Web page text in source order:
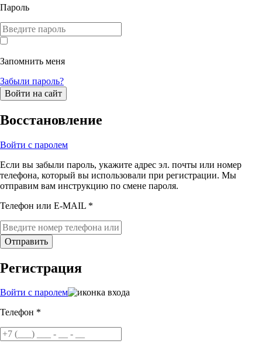
Пароль
Запомнить меня
Забыли пароль?
Войти на сайт
Восстановление
Войти с паролем
Если вы забыли пароль, укажите адрес эл. почты или номер
телефона, который вы использовали при регистрации. Мы
отправим вам инструкцию по смене пароля.
Телефон или E-MAIL *
Отправить
Регистрация
Войти с паролем
Телефон *